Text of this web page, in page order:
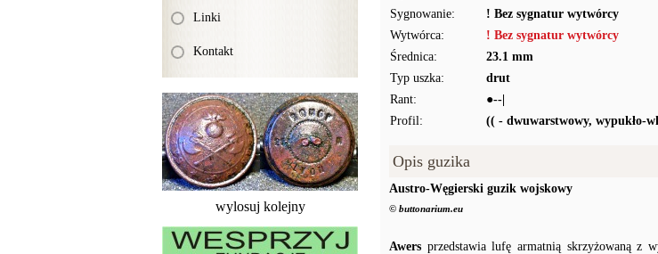
Linki
Kontakt
wylosuj kolejny
Sygnowanie:
! Bez sygnatur wytwórcy
Wytwórca:
! Bez sygnatur wytwórcy
Średnica:
23.1 mm
Typ uszka:
drut
Rant:
●--|
Profil:
(( - dwuwarstwowy, wypukło-
Opis guzika
Austro-Węgierski guzik wojskowy
© buttonarium.eu
Awers przedstawia lufę armatnią skrzyżowaną z